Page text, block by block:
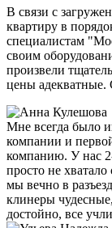
В связи с
квартиру в
специалистам
своим
произвели
цены адекватные.
Мне всегда было
компании и
компанию. У нас
просто не
мы вечно в
клинеры
достойно, все